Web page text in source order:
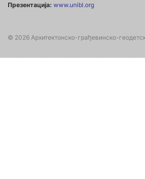
Презентација: www.unibl.org
© 2026 Архитектонско-грађевинско-